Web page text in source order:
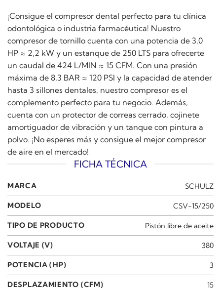
¡Consigue el compresor dental perfecto para tu clínica
odontológica o industria farmacéutica! Nuestro
compresor de tornillo cuenta con una potencia de 3,0
HP ≈ 2,2 kW y un estanque de 250 LTS para ofrecerte
un caudal de 424 L/MIN ≈ 15 CFM. Con una presión
máxima de 8,3 BAR ≈ 120 PSI y la capacidad de atender
hasta 3 sillones dentales, nuestro compresor es el
complemento perfecto para tu negocio. Además,
cuenta con un protector de correas cerrado, cojinete
amortiguador de vibración y un tanque con pintura a
polvo. ¡No esperes más y consigue el mejor compresor
de aire en el mercado!
FICHA TÉCNICA
MARCA SCHULZ
MODELO CSV-15/250
TIPO DE PRODUCTO Pistón libre de aceite
VOLTAJE (V) 380
POTENCIA (HP) 3
DESPLAZAMIENTO (CFM) 15